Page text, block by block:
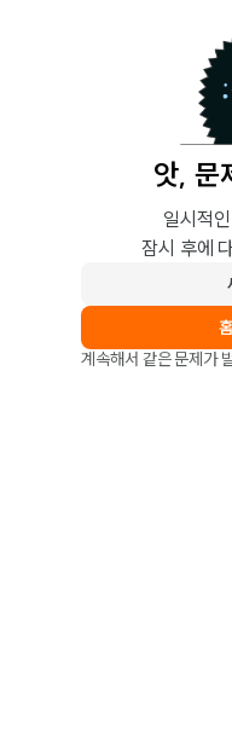
앗, 문
일시적
잠시 후에
계속해서 같은 문제가